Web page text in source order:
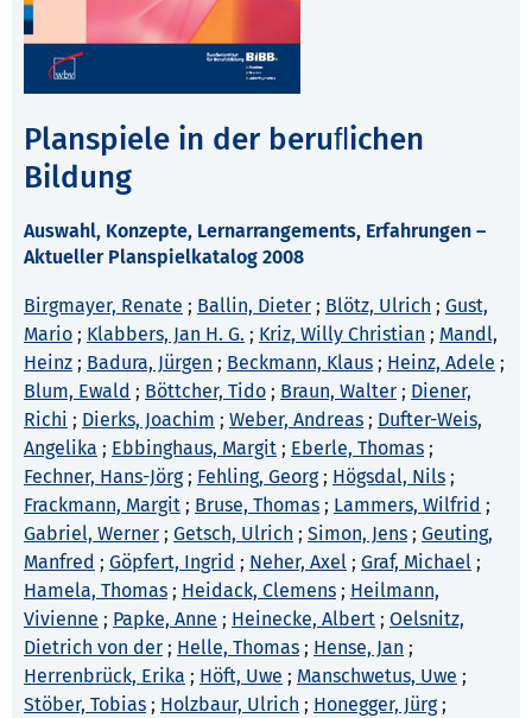
Planspiele in der beruﬂichen
Bildung
Auswahl, Konzepte, Lernarrangements, Erfahrungen –
Aktueller Planspielkatalog 2008
Birgmayer, Renate ; Ballin, Dieter ; Blötz, Ulrich ; Gust,
Mario ; Klabbers, Jan H. G. ; Kriz, Willy Christian ; Mandl,
Heinz ; Badura, Jürgen ; Beckmann, Klaus ; Heinz, Adele ;
Blum, Ewald ; Böttcher, Tido ; Braun, Walter ; Diener,
Richi ; Dierks, Joachim ; Weber, Andreas ; Dufter-Weis,
Angelika ; Ebbinghaus, Margit ; Eberle, Thomas ;
Fechner, Hans-Jörg; Fehling, Georg; Högsdal, Nils ;
Frackmann, Margit ; Bruse, Thomas ; Lammers, Wilfrid ;
Gabriel, Werner ; Getsch, Ulrich ; Simon, Jens ; Geuting,
Manfred ; Göpfert, Ingrid ; Neher, Axel ; Graf, Michael ;
Hamela, Thomas ; Heidack, Clemens ; Heilmann,
Vivienne ; Papke, Anne ; Heinecke, Albert ; Oelsnitz,
Dietrich von der ; Helle, Thomas ; Hense, Jan ;
Herrenbrück, Erika ; Höft, Uwe ; Manschwetus, Uwe ;
Stöber, Tobias ; Holzbaur, Ulrich ; Honegger, Jürg;